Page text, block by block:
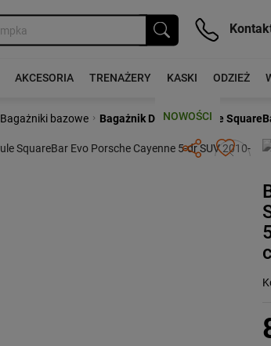
AKCESORIA TRENAŻERY KASKI ODZIEŻ
NOWOŚCI
Bagażniki bazowe › Bagażnik Dachowy Thule